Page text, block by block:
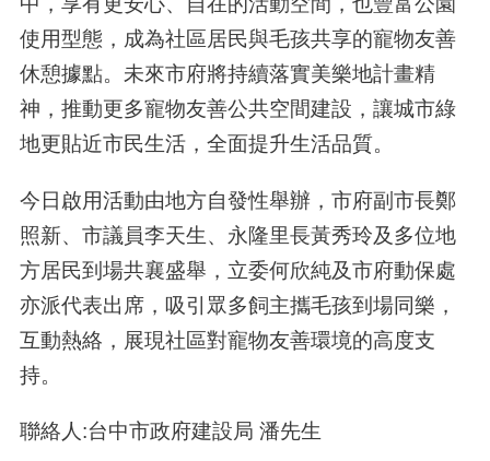
使用型態，成為社區居民與毛孩共享的寵物友善
休憩據點。未來市府將持續落實美樂地計畫精
神，推動更多寵物友善公共空間建設，讓城市綠
地更貼近市民生活，全面提升生活品質。
今日啟用活動由地方自發性舉辦，市府副市長鄭
照新、市議員李天生、永隆里長黃秀玲及多位地
方居民到場共襄盛舉，立委何欣純及市府動保處
亦派代表出席，吸引眾多飼主攜毛孩到場同樂，
互動熱絡，展現社區對寵物友善環境的高度支
持。
聯絡人:台中市政府建設局 潘先生